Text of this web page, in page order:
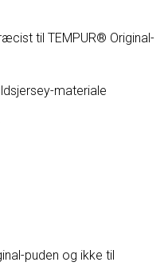
til TEMPUR® Original-
materiale
puden og ikke til